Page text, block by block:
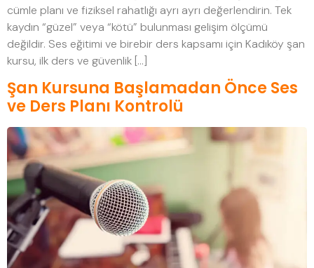
cümle planı ve fiziksel rahatlığı ayrı ayrı değerlendirin. Tek
kaydın “güzel” veya “kötü” bulunması gelişim ölçümü
değildir. Ses eğitimi ve birebir ders kapsamı için Kadıköy şan
kursu, ilk ders ve güvenlik […]
Şan Kursuna Başlamadan Önce Ses
ve Ders Planı Kontrolü